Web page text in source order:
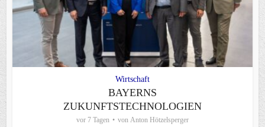
Wirtschaft
BAYERNS
ZUKUNFTSTECHNOLOGIEN
vor 7 Tagen von Anton Hötzelsperger